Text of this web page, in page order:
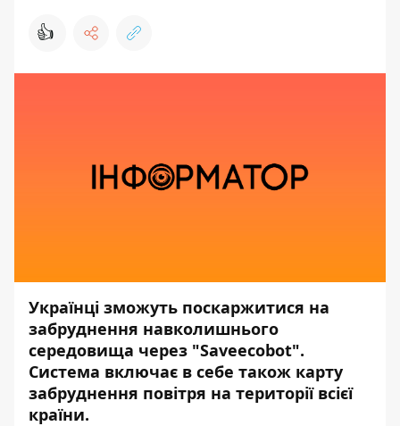
👍
Українці зможуть поскаржитися на
забруднення навколишнього
середовища через "Saveecobot".
Система включає в себе також карту
забруднення повітря на території всієї
країни.